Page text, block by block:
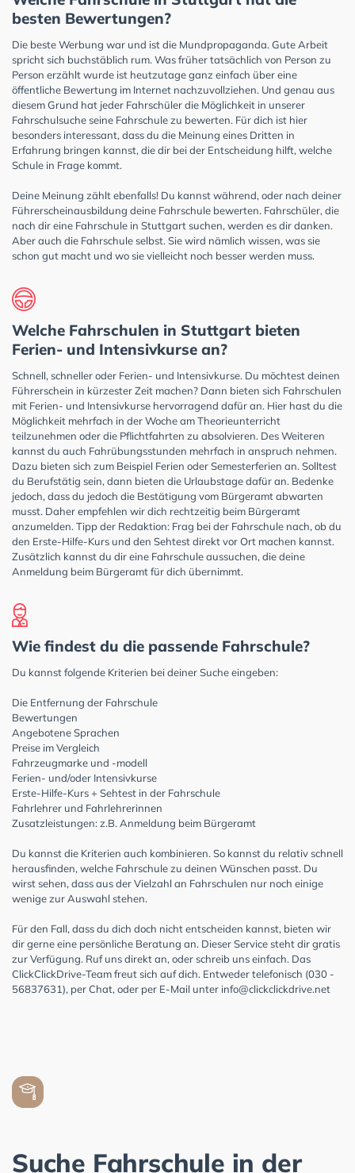
besten Bewertungen?
Die beste Werbung war und ist die Mundpropaganda. Gute Arbeit
spricht sich buchstäblich rum. Was früher tatsächlich von Person zu
Person erzählt wurde ist heutzutage ganz einfach über eine
öffentliche Bewertung im Internet nachzuvollziehen. Und genau aus
diesem Grund hat jeder Fahrschüler die Möglichkeit in unserer
Fahrschulsuche seine Fahrschule zu bewerten. Für dich ist hier
besonders interessant, dass du die Meinung eines Dritten in
Erfahrung bringen kannst, die dir bei der Entscheidung hilft, welche
Schule in Frage kommt.
Deine Meinung zählt ebenfalls! Du kannst während, oder nach deiner
Führerscheinausbildung deine Fahrschule bewerten. Fahrschüler, die
nach dir eine Fahrschule in Stuttgart suchen, werden es dir danken.
Aber auch die Fahrschule selbst. Sie wird nämlich wissen, was sie
schon gut macht und wo sie vielleicht noch besser werden muss.
Welche Fahrschulen in Stuttgart bieten
Ferien- und Intensivkurse an?
Schnell, schneller oder Ferien- und Intensivkurse. Du möchtest deinen
Führerschein in kürzester Zeit machen? Dann bieten sich Fahrschulen
mit Ferien- und Intensivkurse hervorragend dafür an. Hier hast du die
Möglichkeit mehrfach in der Woche am Theorieunterricht
teilzunehmen oder die Pflichtfahrten zu absolvieren. Des Weiteren
kannst du auch Fahrübungsstunden mehrfach in anspruch nehmen.
Dazu bieten sich zum Beispiel Ferien oder Semesterferien an. Solltest
du Berufstätig sein, dann bieten die Urlaubstage dafür an. Bedenke
jedoch, dass du jedoch die Bestätigung vom Bürgeramt abwarten
musst. Daher empfehlen wir dich rechtzeitig beim Bürgeramt
anzumelden. Tipp der Redaktion: Frag bei der Fahrschule nach, ob du
den Erste-Hilfe-Kurs und den Sehtest direkt vor Ort machen kannst.
Zusätzlich kannst du dir eine Fahrschule aussuchen, die deine
Anmeldung beim Bürgeramt für dich übernimmt.
Wie findest du die passende Fahrschule?
Du kannst folgende Kriterien bei deiner Suche eingeben:
Die Entfernung der Fahrschule
Bewertungen
Angebotene Sprachen
Preise im Vergleich
Fahrzeugmarke und -modell
Ferien- und/oder Intensivkurse
Erste-Hilfe-Kurs + Sehtest in der Fahrschule
Fahrlehrer und Fahrlehrerinnen
Zusatzleistungen: z.B. Anmeldung beim Bürgeramt
Du kannst die Kriterien auch kombinieren. So kannst du relativ schnell
herausfinden, welche Fahrschule zu deinen Wünschen passt. Du
wirst sehen, dass aus der Vielzahl an Fahrschulen nur noch einige
wenige zur Auswahl stehen.
Für den Fall, dass du dich doch nicht entscheiden kannst, bieten wir
dir gerne eine persönliche Beratung an. Dieser Service steht dir gratis
zur Verfügung. Ruf uns direkt an, oder schreib uns einfach. Das
ClickClickDrive-Team freut sich auf dich. Entweder telefonisch (030 -
56837631), per Chat, oder per E-Mail unter info@clickclickdrive.net
Suche Fahrschule in der